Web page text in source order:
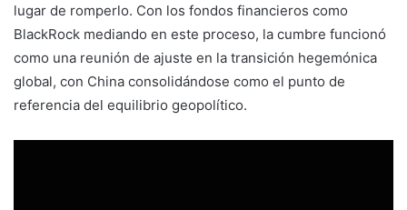
lugar de romperlo. Con los fondos financieros como
BlackRock mediando en este proceso, la cumbre funcionó
como una reunión de ajuste en la transición hegemónica
global, con China consolidándose como el punto de
referencia del equilibrio geopolítico.